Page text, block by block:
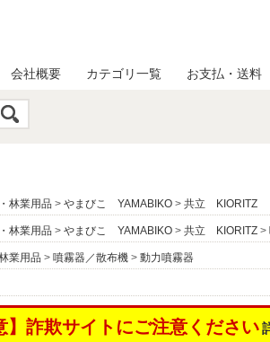
会社概要 カテゴリ一覧 お支払・送料
林業用品 > やまびこ YAMABIKO > 共立 KIORITZ
林業用品 > やまびこ YAMABIKO > 共立 KIORITZ >
業用品 > 噴霧器／散布機 > 動力噴霧器
】詐欺サイトにご注意ください